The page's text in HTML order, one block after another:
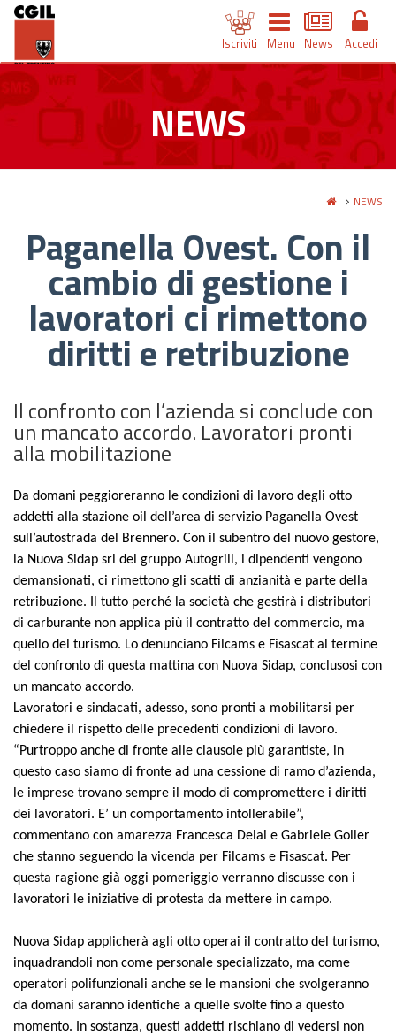
Iscriviti Menu News Accedi
NEWS
NEWS
Paganella Ovest. Con il
cambio di gestione i
lavoratori ci rimettono
diritti e retribuzione
Il confronto con l’azienda si conclude con
un mancato accordo. Lavoratori pronti
alla mobilitazione
Da domani peggioreranno le condizioni di lavoro degli otto
addetti alla stazione oil dell’area di servizio Paganella Ovest
sull’autostrada del Brennero. Con il subentro del nuovo gestore,
la Nuova Sidap srl del gruppo Autogrill, i dipendenti vengono
demansionati, ci rimettono gli scatti di anzianità e parte della
retribuzione. Il tutto perché la società che gestirà i distributori
di carburante non applica più il contratto del commercio, ma
quello del turismo. Lo denunciano Filcams e Fisascat al termine
del confronto di questa mattina con Nuova Sidap, conclusosi con
un mancato accordo.
Lavoratori e sindacati, adesso, sono pronti a mobilitarsi per
chiedere il rispetto delle precedenti condizioni di lavoro.
“Purtroppo anche di fronte alle clausole più garantiste, in
questo caso siamo di fronte ad una cessione di ramo d’azienda,
le imprese trovano sempre il modo di compromettere i diritti
dei lavoratori. E’ un comportamento intollerabile”,
commentano con amarezza Francesca Delai e Gabriele Goller
che stanno seguendo la vicenda per Filcams e Fisascat. Per
questa ragione già oggi pomeriggio verranno discusse con i
lavoratori le iniziative di protesta da mettere in campo.
Nuova Sidap applicherà agli otto operai il contratto del turismo,
inquadrandoli non come personale specializzato, ma come
operatori polifunzionali anche se le mansioni che svolgeranno
da domani saranno identiche a quelle svolte fino a questo
momento. In sostanza, questi addetti rischiano di vedersi non